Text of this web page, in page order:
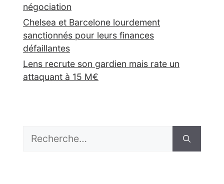
négociation
Chelsea et Barcelone lourdement
sanctionnés pour leurs finances
défaillantes
Lens recrute son gardien mais rate un
attaquant à 15 M€